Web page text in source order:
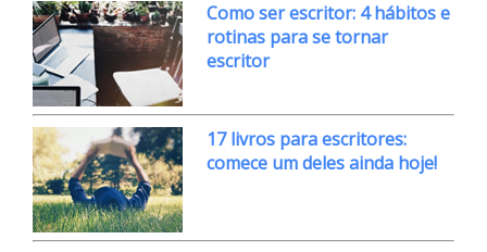
Como ser escritor: 4 hábitos e
rotinas para se tornar
escritor
17 livros para escritores:
comece um deles ainda hoje!